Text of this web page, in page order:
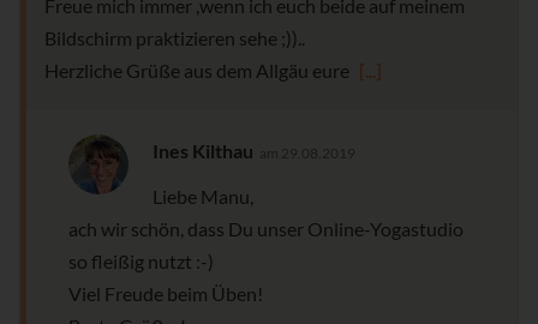
Freue mich immer ,wenn ich euch beide auf meinem
Bildschirm praktizieren sehe ;))..
Herzliche Grüße aus dem Allgäu eure [...]
Ines Kilthau am 29.08.2019
Liebe Manu,
ach wir schön, dass Du unser Online-Yogastudio
so fleißig nutzt :-)
Viel Freude beim Üben!